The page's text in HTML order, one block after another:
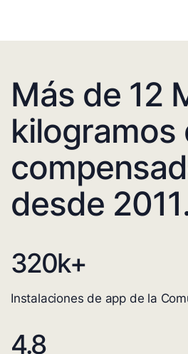
Más de 12
kilogramos
desde
320k+
Instalaciones de app de la
4.8